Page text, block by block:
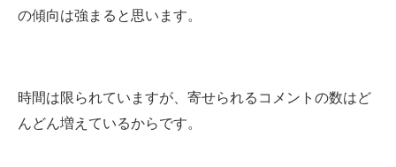
の傾向は強まると思います。
時間は限られていますが、寄せられるコメントの数はど
んどん増えているからです。